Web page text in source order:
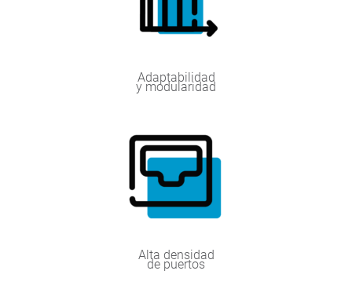
Adaptabilidad
y modularidad
Alta densidad
de puertos